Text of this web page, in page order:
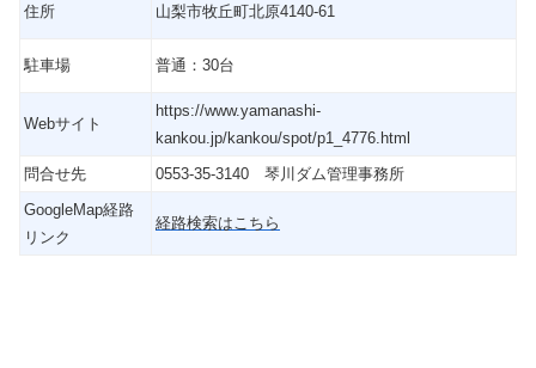
住所 山梨市牧丘町北原4140-61
駐車場 普通：30台
Webサイト
https://www.yamanashi-
kankou.jp/kankou/spot/p1_4776.html
問合せ先
0553-35-3140 琴川ダム管理事務所
GoogleMap経路
リンク
経路検索はこちら